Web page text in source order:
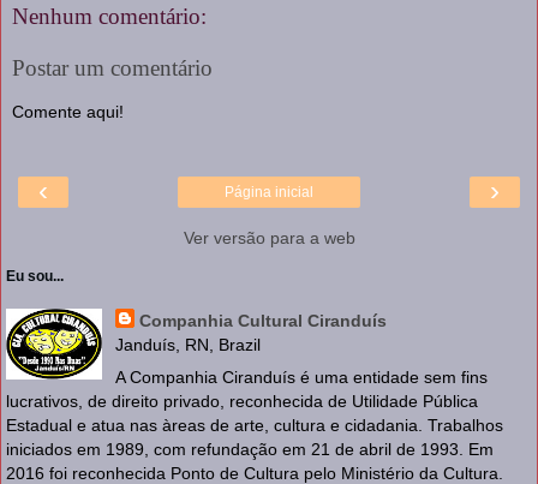
Nenhum comentário:
Postar um comentário
Comente aqui!
‹ ›
Página inicial
Ver versão para a web
Eu sou...
Companhia Cultural Ciranduís
Janduís, RN, Brazil
A Companhia Ciranduís é uma entidade sem fins
lucrativos, de direito privado, reconhecida de Utilidade Pública
Estadual e atua nas àreas de arte, cultura e cidadania. Trabalhos
iniciados em 1989, com refundação em 21 de abril de 1993. Em
2016 foi reconhecida Ponto de Cultura pelo Ministério da Cultura.